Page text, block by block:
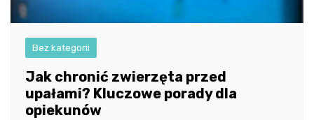
Bez kategorii
Jak chronić zwierzęta przed
upałami? Kluczowe porady dla
opiekunów